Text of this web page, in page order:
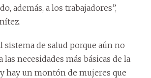
además, a los trabajadores”,
sistema de salud porque aún no
las necesidades más básicas de la
hay un montón de mujeres que